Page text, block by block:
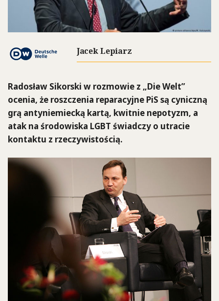
Jacek Lepiarz
Radosław Sikorski w rozmowie z „Die Welt”
ocenia, że roszczenia reparacyjne PiS są cyniczną
grą antyniemiecką kartą, kwitnie nepotyzm, a
atak na środowiska LGBT świadczy o utracie
kontaktu z rzeczywistością.